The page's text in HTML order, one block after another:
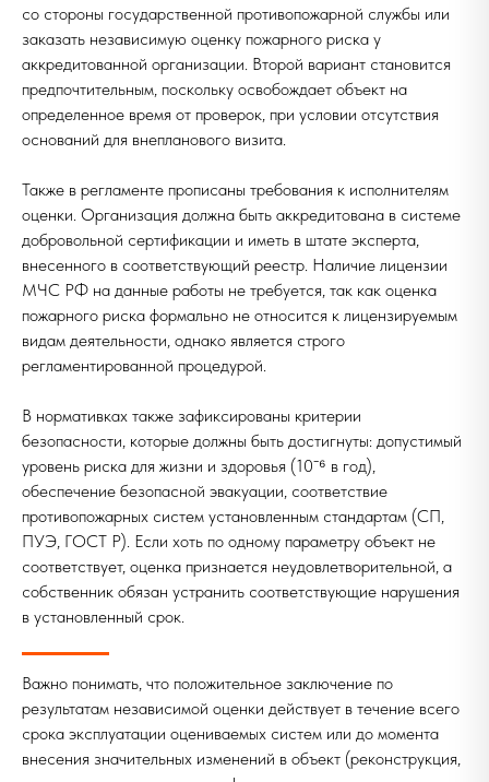
со стороны государственной противопожарной службы или
заказать независимую оценку пожарного риска у
аккредитованной организации. Второй вариант становится
предпочтительным, поскольку освобождает объект на
определенное время от проверок, при условии отсутствия
оснований для внепланового визита.
Также в регламенте прописаны требования к исполнителям
оценки. Организация должна быть аккредитована в системе
добровольной сертификации и иметь в штате эксперта,
внесенного в соответствующий реестр. Наличие лицензии
МЧС РФ на данные работы не требуется, так как оценка
пожарного риска формально не относится к лицензируемым
видам деятельности, однако является строго
регламентированной процедурой.
В нормативках также зафиксированы критерии
безопасности, которые должны быть достигнуты: допустимый
уровень риска для жизни и здоровья (10⁻⁶ в год),
обеспечение безопасной эвакуации, соответствие
противопожарных систем установленным стандартам (СП,
ПУЭ, ГОСТ Р). Если хоть по одному параметру объект не
соответствует, оценка признается неудовлетворительной, а
собственник обязан устранить соответствующие нарушения
в установленный срок.
Важно понимать, что положительное заключение по
результатам независимой оценки действует в течение всего
срока эксплуатации оцениваемых систем или до момента
внесения значительных изменений в объект (реконструкция,